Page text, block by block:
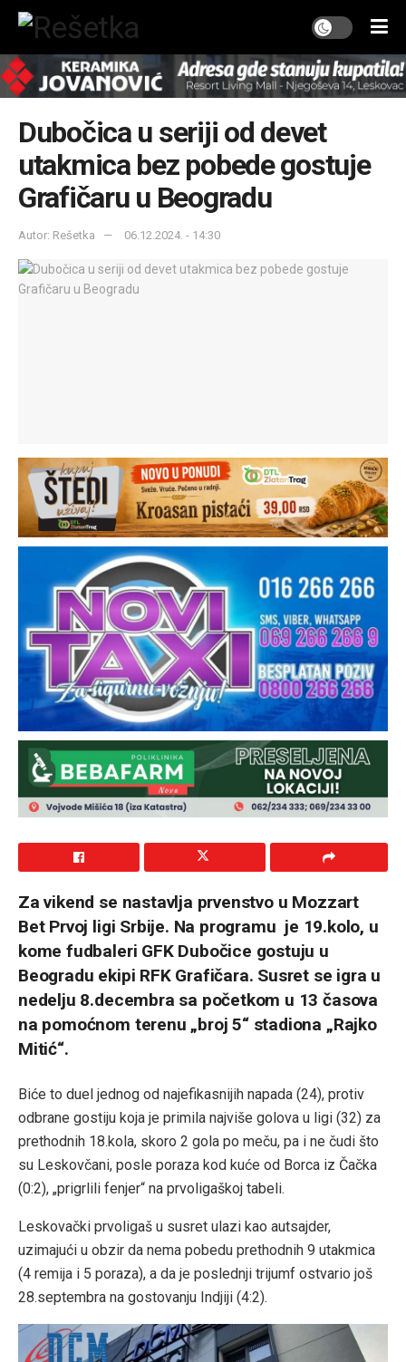
Dubočica u seriji od devet
utakmica bez pobede gostuje
Grafičaru u Beogradu
Autor: Rešetka 06.12.2024. - 14:30
Za vikend se nastavlja prvenstvo u Mozzart
Bet Prvoj ligi Srbije. Na programu je 19.kolo, u
kome fudbaleri GFK Dubočice gostuju u
Beogradu ekipi RFK Grafičara. Susret se igra u
nedelju 8.decembra sa početkom u 13 časova
na pomoćnom terenu „broj 5“ stadiona „Rajko
Mitić“.
Biće to duel jednog od najefikasnijih napada (24), protiv
odbrane gostiju koja je primila najviše golova u ligi (32) za
prethodnih 18.kola, skoro 2 gola po meču, pa i ne čudi što
su Leskovčani, posle poraza kod kuće od Borca iz Čačka
(0:2), „prigrlili fenjer“ na prvoligaškoj tabeli.
Leskovački prvoligaš u susret ulazi kao autsajder,
uzimajući u obzir da nema pobedu prethodnih 9 utakmica
(4 remija i 5 poraza), a da je poslednji trijumf ostvario još
28.septembra na gostovanju Indjiji (4:2).